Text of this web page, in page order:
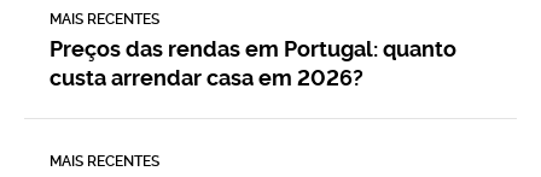
MAIS RECENTES
Preços das rendas em Portugal: quanto
custa arrendar casa em 2026?
MAIS RECENTES